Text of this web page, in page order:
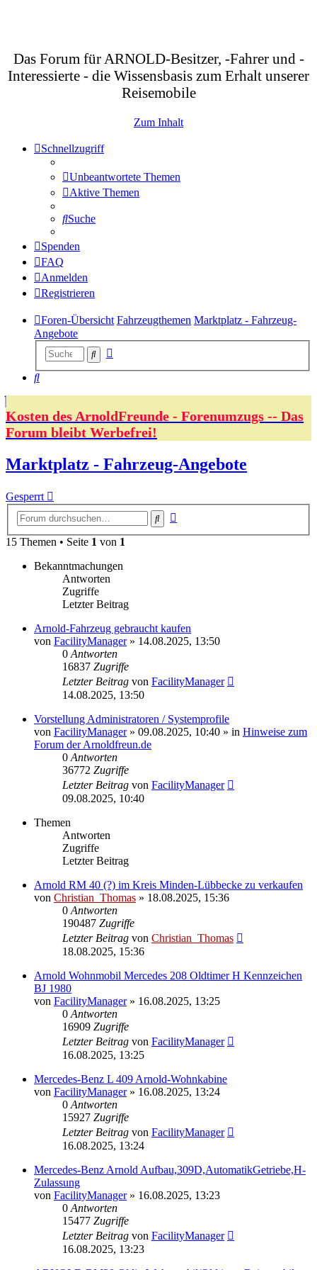
Das Forum für ARNOLD-Besitzer, -Fahrer und -
Interessierte - die Wissensbasis zum Erhalt unserer
Reisemobile
Zum Inhalt
Schnellzugriff
Unbeantwortete Themen
Aktive Themen
Suche
Spenden
FAQ
Anmelden
Registrieren
Foren-Übersicht Fahrzeugthemen Marktplatz - Fahrzeug-
Angebote
Suche
Suche
Kosten des ArnoldFreunde - Forenumzugs -- Das
Forum bleibt Werbefrei!
Marktplatz - Fahrzeug-Angebote
Gesperrt
Suche
15 Themen • Seite 1 von 1
Bekanntmachungen
Antworten
Zugriffe
Letzter Beitrag
Arnold-Fahrzeug gebraucht kaufen
von FacilityManager» 14.08.2025, 13:50
0 Antworten
16837 Zugriffe
Letzter Beitrag von FacilityManager
14.08.2025, 13:50
Vorstellung Administratoren / Systemprofile
von FacilityManager» 09.08.2025, 10:40 » in Hinweise zum
Forum der Arnoldfreun.de
0 Antworten
36772 Zugriffe
Letzter Beitrag von FacilityManager
09.08.2025, 10:40
Themen
Antworten
Zugriffe
Letzter Beitrag
Arnold RM 40 (?) im Kreis Minden-Lübbecke zu verkaufen
von Christian_Thomas » 18.08.2025, 15:36
0 Antworten
190487 Zugriffe
Letzter Beitrag von Christian_Thomas
18.08.2025, 15:36
Arnold Wohnmobil Mercedes 208 Oldtimer H Kennzeichen
BJ 1980
von FacilityManager» 16.08.2025, 13:25
0 Antworten
16909 Zugriffe
Letzter Beitrag von FacilityManager
16.08.2025, 13:25
Mercedes-Benz L 409 Arnold-Wohnkabine
von FacilityManager» 16.08.2025, 13:24
0 Antworten
15927 Zugriffe
Letzter Beitrag von FacilityManager
16.08.2025, 13:24
Mercedes-Benz Arnold Aufbau,309D,AutomatikGetriebe,H-
Zulassung
von FacilityManager» 16.08.2025, 13:23
0 Antworten
15477 Zugriffe
Letzter Beitrag von FacilityManager
16.08.2025, 13:23